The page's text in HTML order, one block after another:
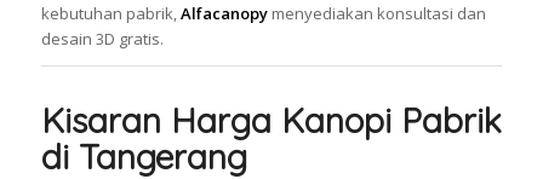
kebutuhan pabrik,Alfacanopymenyediakan konsultasi dan
desain 3D gratis.
Kisaran Harga Kanopi Pabrik
di Tangerang